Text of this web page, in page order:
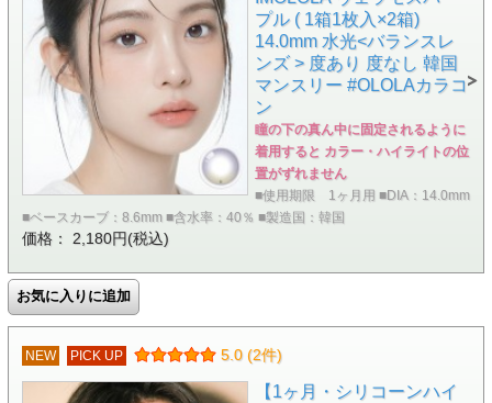
プル ( 1箱1枚入×2箱)
14.0mm 水光<バランスレ
ンズ > 度あり 度なし 韓国
マンスリー #OLOLAカラコ
ン
瞳の下の真ん中に固定されるように
着用すると カラー・ハイライトの位
置がずれません
■使用期限 1ヶ月用 ■DIA：14.0mm
■ベースカーブ：8.6mm ■含水率：40％ ■製造国：韓国
価格： 2,180円(税込)
NEW PICK UP 5.0 (2件)
【1ヶ月・シリコーンハイ